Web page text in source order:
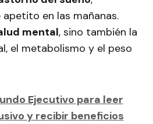
en las mañanas.
mental, sino también la
el metabolismo y el peso
Ejecutivo para leer
y recibir beneficios